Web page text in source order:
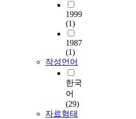
1999
(1)
1987
(1)
작성언어
한국
어
(29)
자료형태